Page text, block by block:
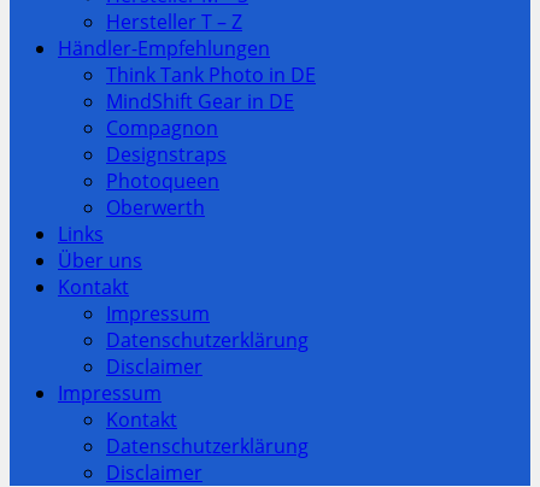
Hersteller T – Z
Händler-Empfehlungen
Think Tank Photo in DE
MindShift Gear in DE
Compagnon
Designstraps
Photoqueen
Oberwerth
Links
Über uns
Kontakt
Impressum
Datenschutzerklärung
Disclaimer
Impressum
Kontakt
Datenschutzerklärung
Disclaimer